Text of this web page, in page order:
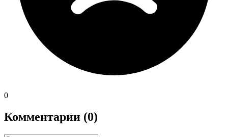
0
Комментарии (0)